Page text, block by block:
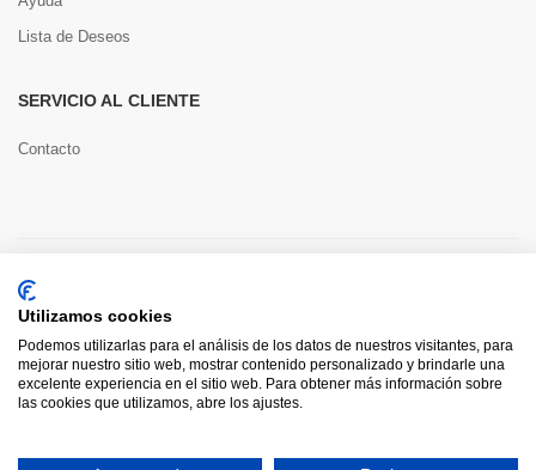
Lista de Deseos
SERVICIO AL CLIENTE
Contacto
0
Utilizamos cookies
Podemos utilizarlas para el análisis de los datos de nuestros visitantes, para
mejorar nuestro sitio web, mostrar contenido personalizado y brindarle una
excelente experiencia en el sitio web. Para obtener más información sobre
las cookies que utilizamos, abre los ajustes.